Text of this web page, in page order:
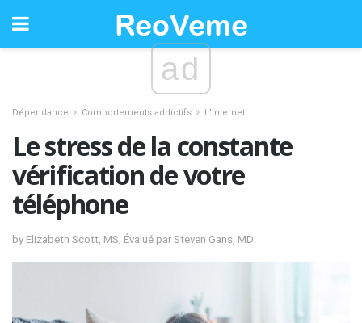
ad
Dépendance Comportements addictifs L'Internet
Le stress de la constante
vérification de votre
téléphone
by Elizabeth Scott, MS; Évalué par Steven Gans, MD